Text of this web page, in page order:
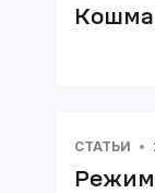
СТАТЬИ
Режим